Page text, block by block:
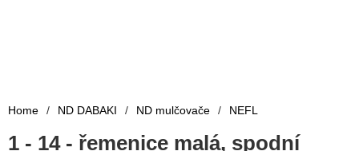
Home / ND DABAKI / ND mulčovače / NEFL
1 - 14 - řemenice malá, spodní